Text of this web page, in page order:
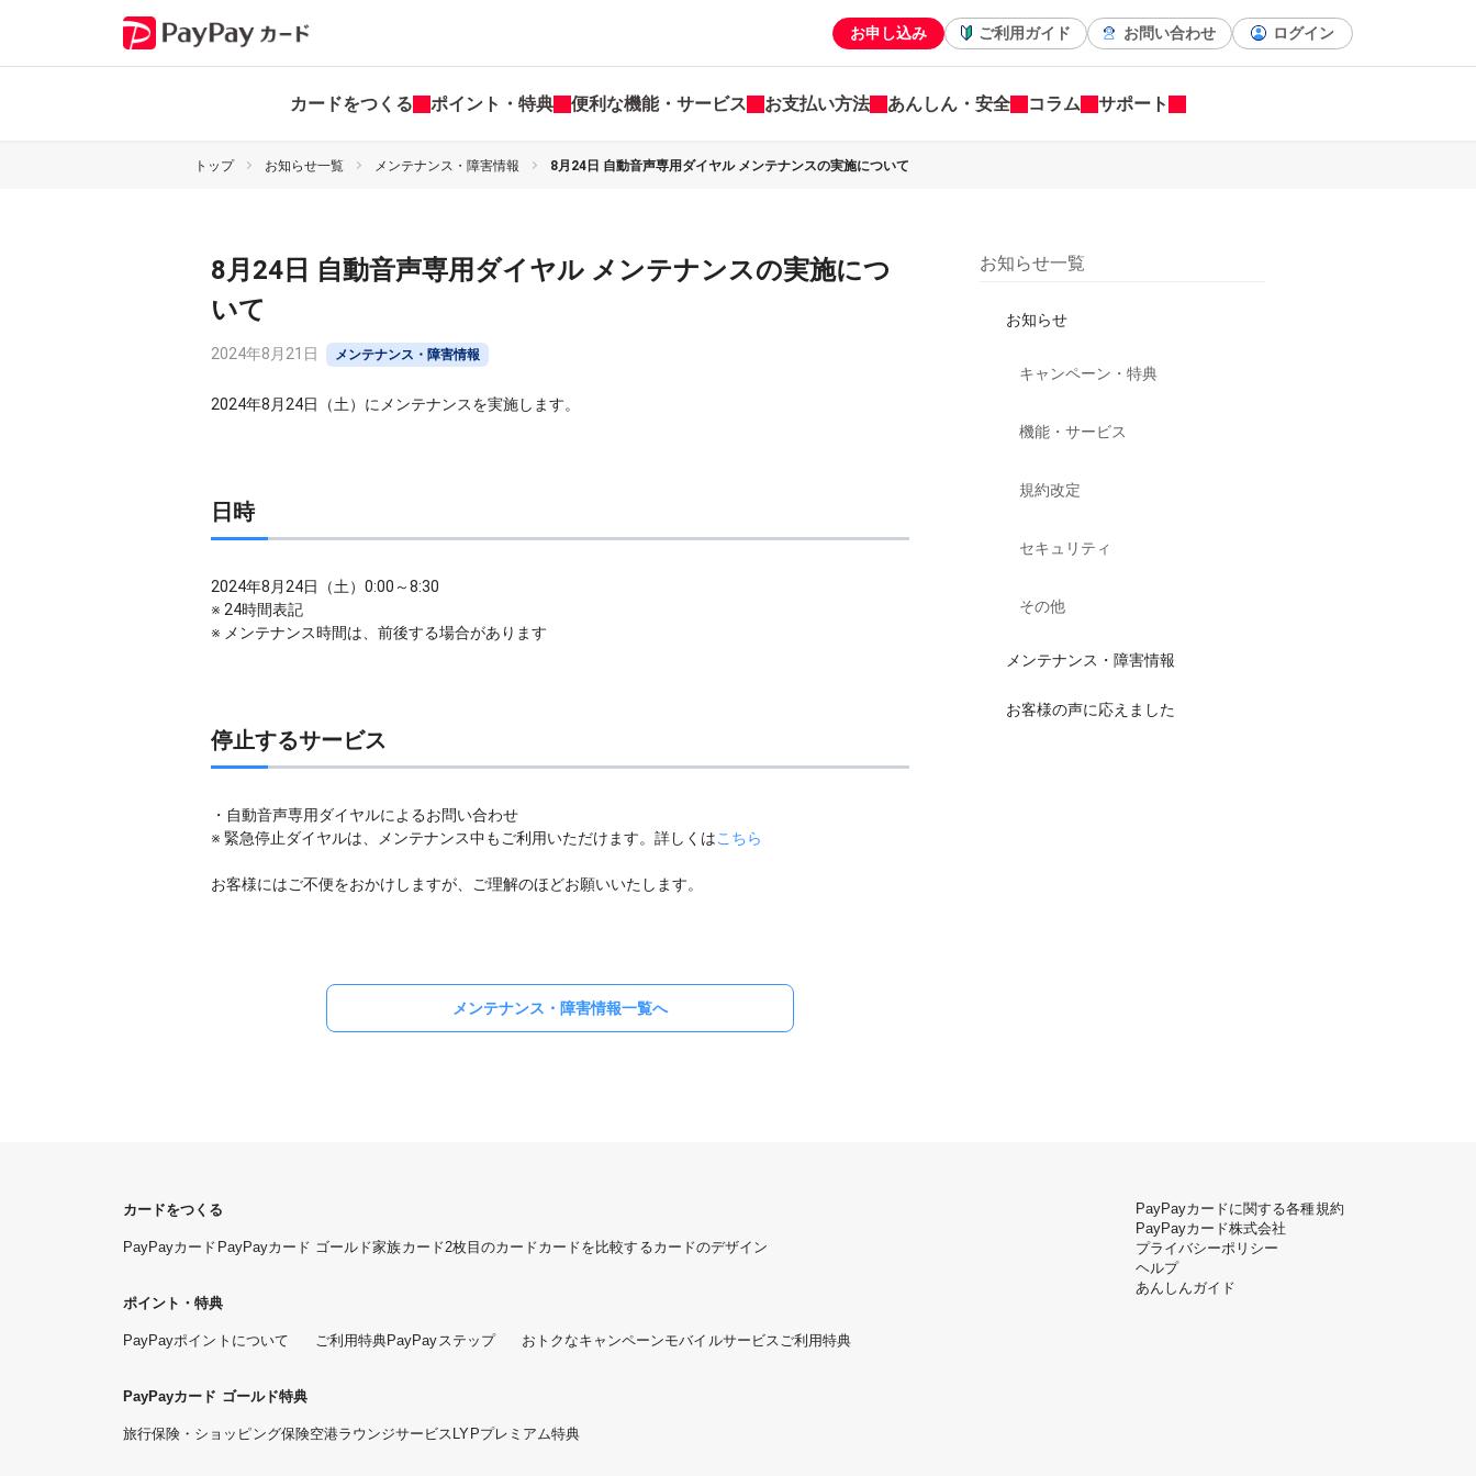
お申し込み ご利用ガイド お問い合わせ ログイン
カードをつくる ポイント・特典 便利な機能・サービス お支払い方法 あんしん・安全 コラム サポート
トップ お知らせ一覧 メンテナンス・障害情報 8月24日 自動音声専用ダイヤル メンテナンスの実施について
8月24日 自動音声専用ダイヤル メンテナンスの実施につ
いて
2024年8月21日 メンテナンス・障害情報
2024年8月24日（土）にメンテナンスを実施します。
日時
2024年8月24日（土）0:00～8:30
※ 24時間表記
※ メンテナンス時間は、前後する場合があります
停止するサービス
・自動音声専用ダイヤルによるお問い合わせ
※ 緊急停止ダイヤルは、メンテナンス中もご利用いただけます。詳しくはこちら
お客様にはご不便をおかけしますが、ご理解のほどお願いいたします。
メンテナンス・障害情報一覧へ
お知らせ一覧
お知らせ
キャンペーン・特典
機能・サービス
規約改定
セキュリティ
その他
メンテナンス・障害情報
お客様の声に応えました
カードをつくる
PayPayカード PayPayカード ゴールド家族カード2枚目のカードカードを比較するカードのデザイン
ポイント・特典
PayPayポイントについて ご利用特典PayPayステップ おトクなキャンペーンモバイルサービスご利用特典
PayPayカード ゴールド特典
旅行保険・ショッピング保険空港ラウンジサービス LYPプレミアム特典
PayPayカードに関する各種規約
PayPayカード株式会社
プライバシーポリシー
ヘルプ
あんしんガイド